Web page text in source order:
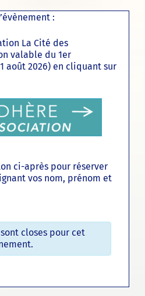
:
La Cité des
valable du 1er
août 2026) en cliquant sur
ci-après pour réserver
vos nom, prénom et
closes pour cet